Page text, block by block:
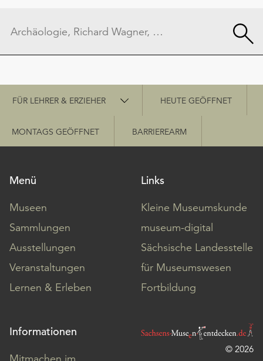
Schnellzugriff
FÜR LEHRER & ERZIEHER HEUTE GEÖFFNET
MONTAGS GEÖFFNET BARRIEREARM
Menü
Museen
Sammlungen
Ausstellungen
Veranstaltungen
Lernen & Erleben
Links
Kleine Museumskunde
museum-digital
Sächsische Landesstelle
für Museumswesen
Fortbildung
Informationen
Mitmachen im
© 2026